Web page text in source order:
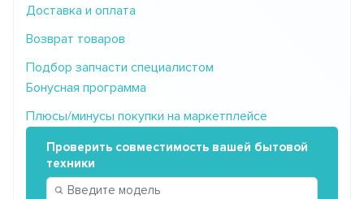
Доставка и оплата
Возврат товаров
Подбор запчасти специалистом
Бонусная программа
Плюсы/минусы покупки на маркетплейсе
Проверить совместимость вашей бытовой
техники